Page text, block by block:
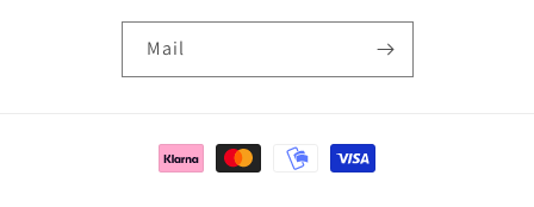
Mail
Betalingsmetoder